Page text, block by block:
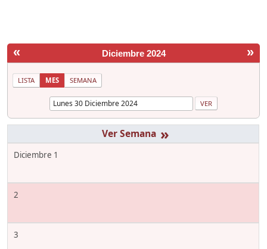
« »
Diciembre 2024
LISTA MES SEMANA
»
Diciembre 1
2
3